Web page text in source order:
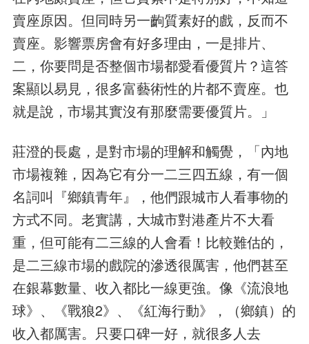
賣座原因。但同時另一齣質素好的戲，反而不
賣座。影響票房會有好多理由，一是排片、
二，你要問是否整個市場都愛看優質片？這答
案顯以易見，很多富藝術性的片都不賣座。也
就是說，市場其實沒有那麼需要優質片。」
莊澄的長處，是對市場的理解和觸覺，「內地
市場複雜，因為它有分一二三四五線，有一個
名詞叫『鄉鎮青年』，他們跟城市人看事物的
方式不同。老實講，大城市對港產片不大看
重，但可能有二三線的人會看！比較難估的，
是二三線市場的戲院的滲透很厲害，他們甚至
在銀幕數量、收入都比一線更強。像《流浪地
球》、《戰狼2》、《紅海行動》，（鄉鎮）的
收入都厲害。只要口碑一好，就很多人去